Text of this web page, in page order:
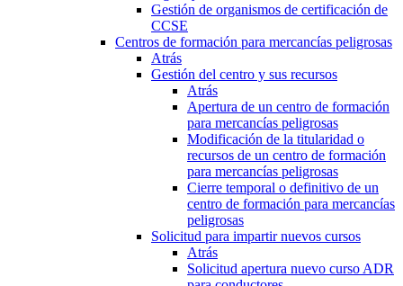
Gestión de organismos de certificación de
CCSE
Centros de formación para mercancías peligrosas
Atrás
Gestión del centro y sus recursos
Atrás
Apertura de un centro de formación
para mercancías peligrosas
Modificación de la titularidad o
recursos de un centro de formación
para mercancías peligrosas
Cierre temporal o definitivo de un
centro de formación para mercancías
peligrosas
Solicitud para impartir nuevos cursos
Atrás
Solicitud apertura nuevo curso ADR